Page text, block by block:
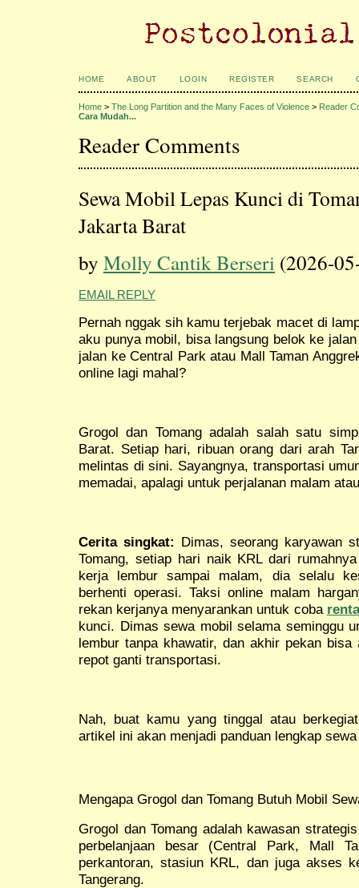
HOME ABOUT LOGIN REGISTER SEARCH
Home > The Long Partition and the Many Faces of Violence > Reader
Cara Mudah...
Reader Comments
Sewa Mobil Lepas Kunci di
Jakarta Barat
by Molly Cantik Berseri (2026-
EMAIL REPLY
Pernah nggak sih kamu terjebak macet di
aku punya mobil, bisa langsung belok ke
jalan ke Central Park atau Mall Taman
online lagi mahal?
Grogol dan Tomang adalah salah satu
Barat. Setiap hari, ribuan orang dari arah
melintas di sini. Sayangnya, transportasi
memadai, apalagi untuk perjalanan malam
Cerita singkat: Dimas, seorang karyawan
Tomang, setiap hari naik KRL dari
kerja lembur sampai malam, dia selalu
berhenti operasi. Taksi online malam
rekan kerjanya menyarankan untuk coba
kunci. Dimas sewa mobil selama seminggu
lembur tanpa khawatir, dan akhir pekan
repot ganti transportasi.
Nah, buat kamu yang tinggal atau
artikel ini akan menjadi panduan lengkap
Mengapa Grogol dan Tomang Butuh Mobil
Grogol dan Tomang adalah kawasan
perbelanjaan besar (Central Park, Mall
perkantoran, stasiun KRL, dan juga akses
Tangerang.